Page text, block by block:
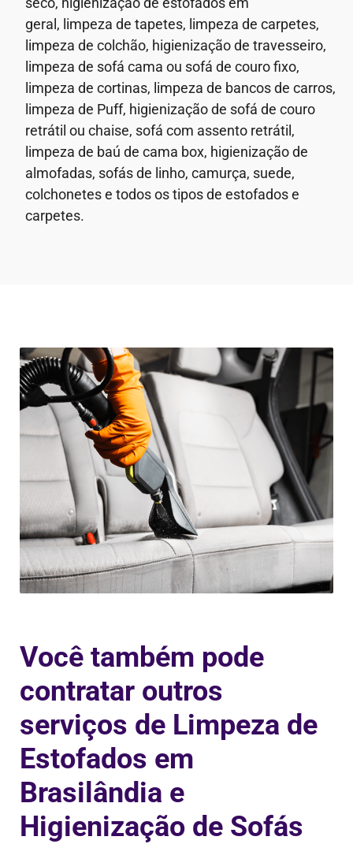
geral, limpeza de tapetes, limpeza de carpetes,
limpeza de colchão, higienização de travesseiro,
limpeza de sofá cama ou sofá de couro fixo,
limpeza de cortinas, limpeza de bancos de carros,
limpeza de Puff, higienização de sofá de couro
retrátil ou chaise, sofá com assento retrátil,
limpeza de baú de cama box, higienização de
almofadas, sofás de linho, camurça, suede,
colchonetes e todos os tipos de estofados e
carpetes.
Você também pode
contratar outros
serviços de Limpeza de
Estofados em
Brasilândia e
Higienização de Sofás